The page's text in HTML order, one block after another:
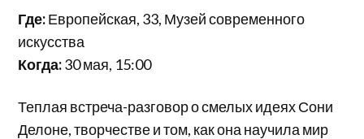
Где:Европейская, 33, Музей современного
искусства
Когда:30 мая, 15:00
Теплая встреча-разговор о смелых идеях Сони
Делоне, творчестве и том, как она научила мир